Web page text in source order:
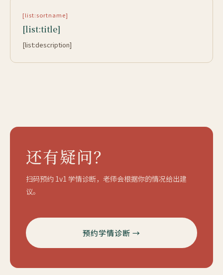
[list:sortname]
[list:title]
[list:description]
还有疑问？
扫码预约 1v1 学情诊断，老师会根据你的情况给出建
议。
预约学情诊断 →